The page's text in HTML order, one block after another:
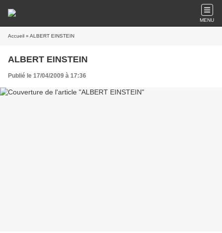
MENU
Accueil » ALBERT EINSTEIN
ALBERT EINSTEIN
Publié le 17/04/2009 à 17:36